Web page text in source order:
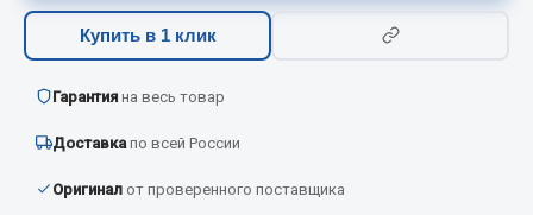
Автозвук
Автокаталоги
Аптечки и знаки автомобильные
Брызговики
Вымпела
Купить в 1 клик
Гарантия на весь товар
Доставка по всей России
Оригинал от проверенного поставщика